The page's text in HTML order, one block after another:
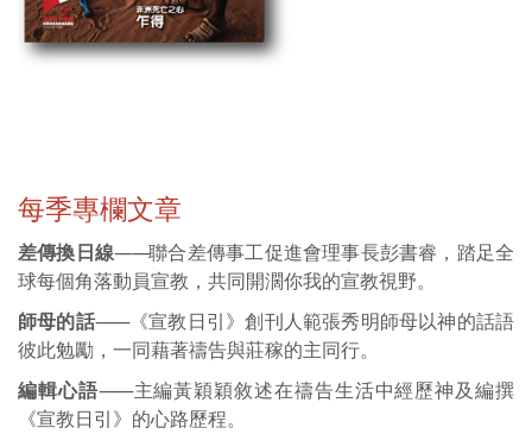
每季專欄文章
差傳換日線——聯合差傳事工促進會理事長彭書睿，踏足全
球每個角落動員宣教，共同開濶你我的宣教視野。
師母的話——《宣教日引》創刊人範張秀明師母以神的話語
彼此勉勵，一同藉著禱告與莊稼的主同行。
編輯心語——主編黃穎穎敘述在禱告生活中經歷神及編撰
《宣教日引》的心路歷程。